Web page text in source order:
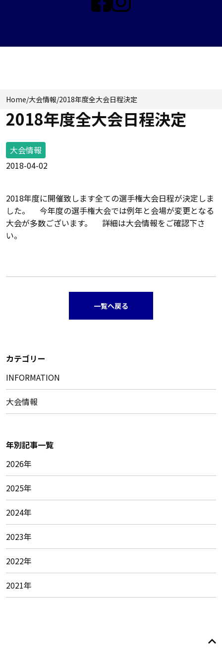
Home/大会情報/2018年度全大会日程決定
2018年度全大会日程決定
大会情報
2018-04-02
2018年度に開催致します全ての選手権大会日程が決定しま
した。 今年度の選手権大会では例年と会場が変更となる
大会が多数ございます。 詳細は大会情報をご確認下さ
い。
一覧へ戻る
カテゴリー
INFORMATION
大会情報
年別記事一覧
2026年
2025年
2024年
2023年
2022年
2021年